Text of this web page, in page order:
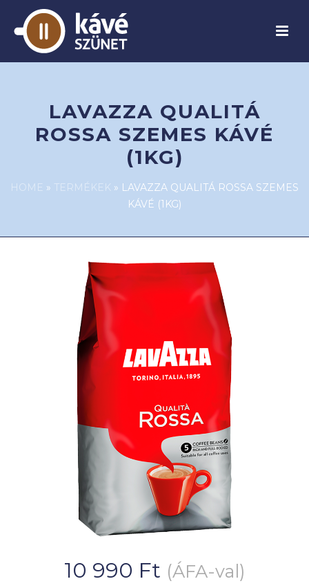
LAVAZZA QUALITÁ
ROSSA SZEMES KÁVÉ
(1KG)
HOME » TERMÉKEK » LAVAZZA QUALITÁ ROSSA SZEMES
KÁVÉ (1KG)
10 990 Ft (ÁFA-val)